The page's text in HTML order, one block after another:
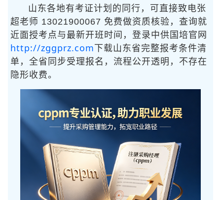
山东各地有考证计划的同行，可直接致电张
超老师 13021900067 免费做资质核验，查询就
近面授考点与最新开班时间，登录中供国培官网
http://zggprz.com 下载山东省完整报考条件清
单，全省同步受理报名，流程公开透明，不存在
隐形收费。